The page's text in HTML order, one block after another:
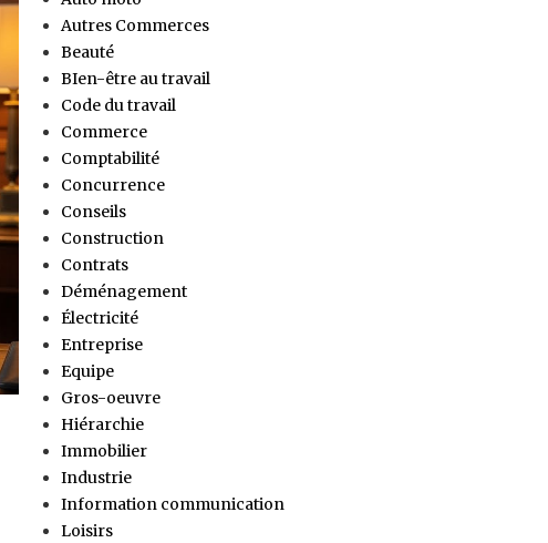
Autres Commerces
Beauté
BIen-être au travail
Code du travail
Commerce
Comptabilité
Concurrence
Conseils
Construction
Contrats
Déménagement
Électricité
Entreprise
Equipe
Gros-oeuvre
Hiérarchie
Immobilier
Industrie
Information communication
Loisirs